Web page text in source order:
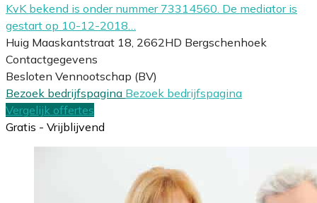
KvK bekend is onder nummer 73314560. De mediator is
gestart op 10-12-2018…
Huig Maaskantstraat 18, 2662HD Bergschenhoek
Contactgegevens
Besloten Vennootschap (BV)
Bezoek bedrijfspagina Bezoek bedrijfspagina
Vergelijk offertes
Gratis - Vrijblijvend